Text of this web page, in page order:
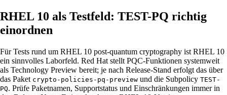
RHEL 10 als Testfeld: TEST-PQ richtig
einordnen
Für Tests rund um RHEL 10 post-quantum cryptography ist RHEL 10
ein sinnvolles Laborfeld. Red Hat stellt PQC-Funktionen systemweit
als Technology Preview bereit; je nach Release-Stand erfolgt das über
das Paket crypto-policies-pq-preview und die Subpolicy TEST-
PQ. Prüfe Paketnamen, Supportstatus und Einschränkungen immer in